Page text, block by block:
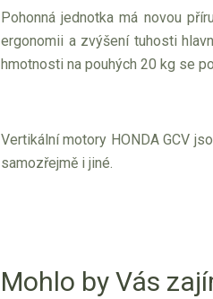
Pohonná jednotka má novou
ergonomii a zvýšení tuhosti
hmotnosti na pouhých 20 kg se
Vertikální motory HONDA GCV
samozřejmě i jiné.
Mohlo by Vás